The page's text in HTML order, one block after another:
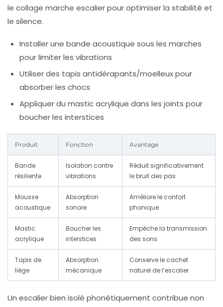
le collage marche escalier pour optimiser la stabilité et
le silence.
Installer une bande acoustique sous les marches
pour limiter les vibrations
Utiliser des tapis antidérapants/moelleux pour
absorber les chocs
Appliquer du mastic acrylique dans les joints pour
boucher les interstices
Produit Fonction Avantage
Bande
résiliente
Isolation contre
vibrations
Réduit significativement
le bruit des pas
Mousse
acoustique
Absorption
sonore
Améliore le confort
phonique
Mastic
acrylique
Boucher les
interstices
Empêche la transmission
des sons
Tapis de
liège
Absorption
mécanique
Conserve le cachet
naturel de l’escalier
Un escalier bien isolé phonétiquement contribue non